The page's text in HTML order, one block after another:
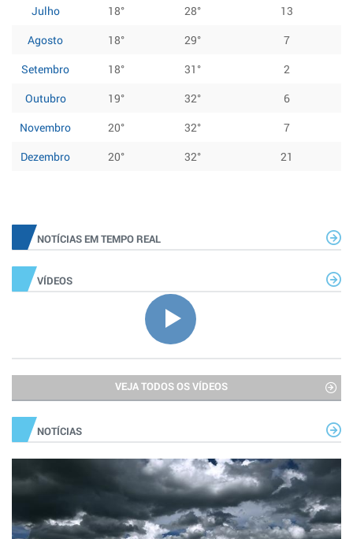
Julho
18° 28°
13
Agosto
18° 29°
7
Setembro
18° 31°
2
Outubro
19° 32°
6
Novembro
20° 32°
7
Dezembro
20° 32° 21
NOTÍCIAS EM TEMPO REAL
VÍDEOS
VEJA TODOS OS VÍDEOS
NOTÍCIAS